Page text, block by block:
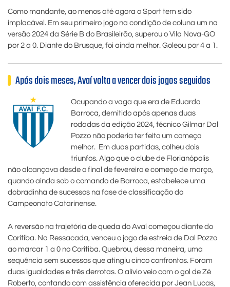
Como mandante, ao menos até agora o Sport tem sido
implacável. Em seu primeiro jogo na condição de coluna um na
versão 2024 da Série B do Brasileirão, superou o Vila Nova-GO
por 2 a 0. Diante do Brusque, foi ainda melhor. Goleou por 4 a 1.
Após dois meses, Avaí volta a vencer dois jogos seguidos
Ocupando a vaga que era de Eduardo
Barroca, demitido após apenas duas
rodadas da edição 2024, técnico Gilmar Dal
Pozzo não poderia ter feito um começo
melhor. Em duas partidas, colheu dois
triunfos. Algo que o clube de Florianópolis
não alcançava desde o final de fevereiro e começo de março,
quando ainda sob o comando de Barroca, estabelece uma
dobradinha de sucessos na fase de classificação do
Campeonato Catarinense.
A reversão na trajetória de queda do Avaí começou diante do
Coritiba. Na Ressacada, venceu o jogo de estreia de Dal Pozzo
ao marcar 1 a 0 no Coritiba. Quebrou, dessa maneira, uma
sequência sem sucessos que atingiu cinco confrontos. Foram
duas igualdades e três derrotas. O alívio veio com o gol de Zé
Roberto, contando com assistência oferecida por Jean Lucas,